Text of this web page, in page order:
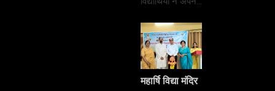
महार्षि विद्या मंदिर